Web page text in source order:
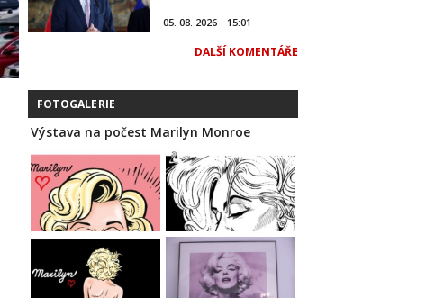
05. 08. 2026 15:01
DALŠÍ KOMENTÁŘE
FOTOGALERIE
Výstava na počest Marilyn Monroe